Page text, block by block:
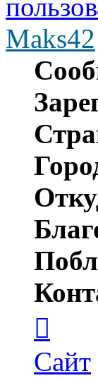
Maks42
Maks42
Сайт